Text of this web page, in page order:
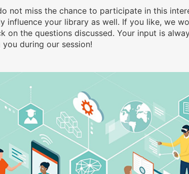
not miss the chance to participate in this
influence your library as well. If you like, we
on the questions discussed. Your input is
you during our session!